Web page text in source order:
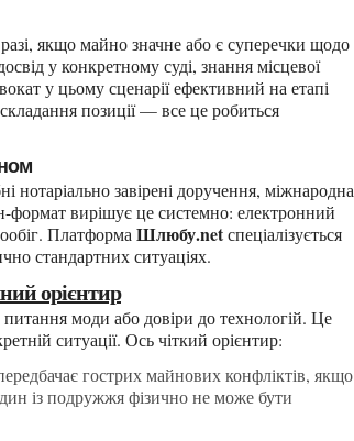
у конкретному суді, знання місцевої
у цьому сценарії ефективний на етапі
позиції — все це робиться
формат вирішує це системно: електронний
Платформа Шлюбу.netспеціалізується
стандартних ситуаціях.
орієнтир
ситуації. Ось чіткий орієнтир:
гострих майнових конфліктів, якщо
із подружжя фізично не може бути